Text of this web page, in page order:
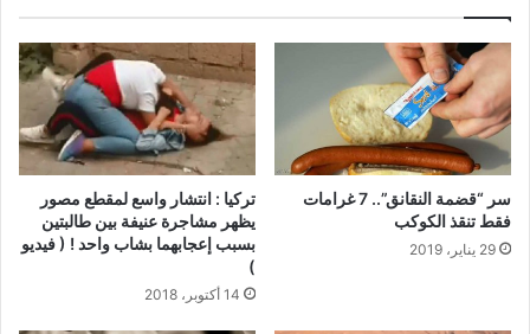
سر “قضمة النقانق”.. 7 غرامات
فقط تنقذ الكوكب
29 يناير، 2019
تركيا : انتشار واسع لمقطع مصور
يظهر مشاجرة عنيفة بين طالبتين
بسبب إعجابهما بشاب واحد ! ( فيديو
)
14 أكتوبر، 2018